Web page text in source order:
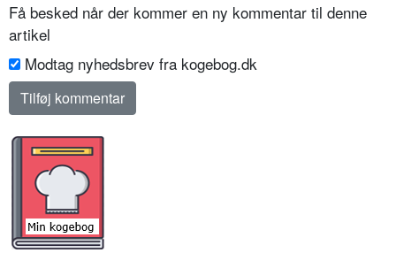
Få besked når der kommer en ny kommentar til denne
artikel
Modtag nyhedsbrev fra kogebog.dk